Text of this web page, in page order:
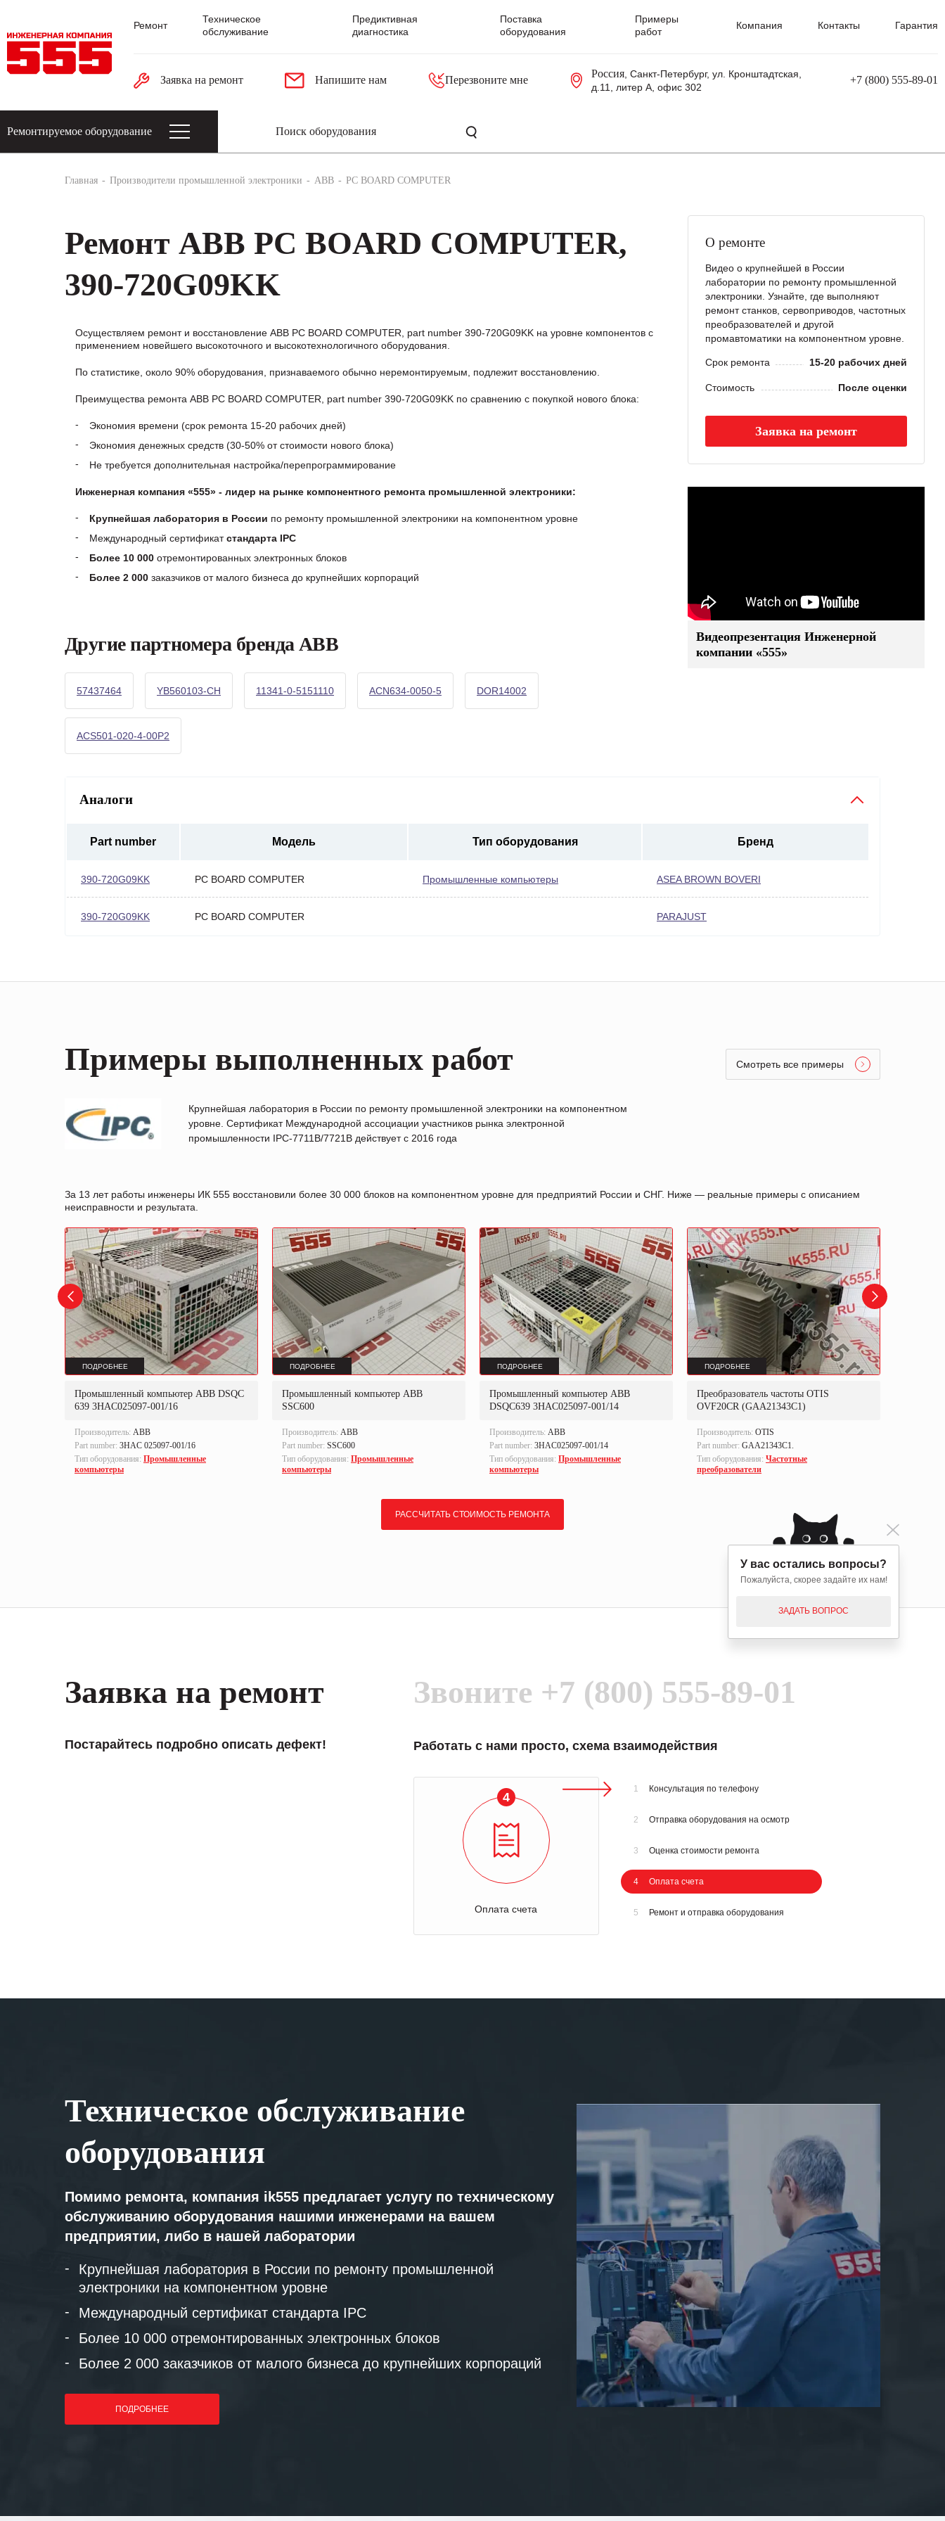
Ремонт
Техническое
обслуживание
Предиктивная
диагностика
Поставка
оборудования
Примеры
работ
Компания Контакты Гарантия
Заявка на ремонт Напишите нам Перезвоните мне
Россия, Санкт-Петербург, ул. Кронштадтская,
д.11, литер А, офис 302
+7 (800) 555-89-01
Ремонтируемое оборудование
Главная Производители промышленной электроники ABB PC BOARD COMPUTER
Ремонт ABB PC BOARD COMPUTER,
390-720G09KK
Осуществляем ремонт и восстановление ABB PC BOARD COMPUTER, part number 390-720G09KK на уровне компонентов с
применением новейшего высокоточного и высокотехнологичного оборудования.
По статистике, около 90% оборудования, признаваемого обычно неремонтируемым, подлежит восстановлению.
Преимущества ремонта ABB PC BOARD COMPUTER, part number 390-720G09KK по сравнению с покупкой нового блока:
Экономия времени (срок ремонта 15-20 рабочих дней)
Экономия денежных средств (30-50% от стоимости нового блока)
Не требуется дополнительная настройка/перепрограммирование
Инженерная компания «555» - лидер на рынке компонентного ремонта промышленной электроники:
Крупнейшая лаборатория в России по ремонту промышленной электроники на компонентном уровне
Международный сертификатстандарта IPC
Более 10 000 отремонтированных электронных блоков
Более 2 000 заказчиков от малого бизнеса до крупнейших корпораций
Другие партномера бренда ABB
57437464 YB560103-CH 11341-0-5151110 ACN634-0050-5 DOR14002
ACS501-020-4-00P2
О ремонте
Видео о крупнейшей в России
лаборатории по ремонту промышленной
электроники. Узнайте, где выполняют
ремонт станков, сервоприводов, частотных
преобразователей и другой
промавтоматики на компонентном уровне.
Срок ремонта 15-20 рабочих дней
Стоимость После оценки
Заявка на ремонт
Видеопрезентация Инженерной
компании «555»
Аналоги
Part number Модель Тип оборудования Бренд
390-720G09KK PC BOARD COMPUTER Промышленные компьютеры ASEA BROWN BOVERI
390-720G09KK PC BOARD COMPUTER PARAJUST
Примеры выполненных работ
Крупнейшая лаборатория в России по ремонту промышленной электроники на компонентном
уровне. Сертификат Международной ассоциации участников рынка электронной
промышленности IPC-7711B/7721B действует с 2016 года
Смотреть все примеры
За 13 лет работы инженеры ИК 555 восстановили более 30 000 блоков на компонентном уровне для предприятий России и СНГ. Ниже — реальные примеры с описанием
неисправности и результата.
ПОДРОБНЕЕ
Промышленный компьютер ABB DSQC
639 3HAC025097-001/16
Производитель: ABB
Part number: 3HAC 025097-001/16
Тип оборудования: Промышленные
компьютеры
ПОДРОБНЕЕ
Промышленный компьютер ABB
SSC600
Производитель: ABB
Part number: SSC600
Тип оборудования: Промышленные
компьютеры
ПОДРОБНЕЕ
Промышленный компьютер ABB
DSQC639 3HAC025097-001/14
Производитель: ABB
Part number: 3HAC025097-001/14
Тип оборудования: Промышленные
компьютеры
ПОДРОБНЕЕ
Преобразователь частоты OTIS
OVF20CR (GAA21343C1)
Производитель: OTIS
Part number: GAA21343C1.
Тип оборудования: Частотные
преобразователи
РАССЧИТАТЬ СТОИМОСТЬ РЕМОНТА
Заявка на ремонт
Постарайтесь подробно описать дефект!
Звоните +7 (800) 555-89-01
Работать с нами просто, схема взаимодействия
4
Оплата счета
1 Консультация по телефону
2 Отправка оборудования на осмотр
3 Оценка стоимости ремонта
4 Оплата счета
5 Ремонт и отправка оборудования
Техническое обслуживание
оборудования
Помимо ремонта, компания ik555 предлагает услугу по техническому
обслуживанию оборудования нашими инженерами на вашем
предприятии, либо в нашей лаборатории
Крупнейшая лаборатория в России по ремонту промышленной
электроники на компонентном уровне
Международный сертификат стандарта IPC
Более 10 000 отремонтированных электронных блоков
Более 2 000 заказчиков от малого бизнеса до крупнейших корпораций
ПОДРОБНЕЕ
У вас остались вопросы?
Пожалуйста, скорее задайте их нам!
ЗАДАТЬ ВОПРОС